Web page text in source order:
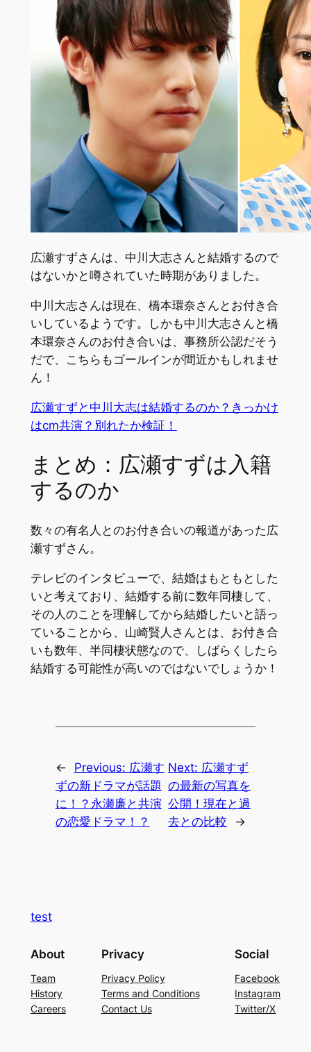
広瀬すずさんは、中川大志さんと結婚するので
はないかと噂されていた時期がありました。
中川大志さんは現在、橋本環奈さんとお付き合
いしているようです。しかも中川大志さんと橋
本環奈さんのお付き合いは、事務所公認だそう
だで、こちらもゴールインが間近かもしれませ
ん！
広瀬すずと中川大志は結婚するのか？きっかけ
はcm共演？別れたか検証！
まとめ：広瀬すずは入籍
するのか
数々の有名人とのお付き合いの報道があった広
瀬すずさん。
テレビのインタビューで、結婚はもともとした
いと考えており、結婚する前に数年同棲して、
その人のことを理解してから結婚したいと語っ
ていることから、山崎賢人さんとは、お付き合
いも数年、半同棲状態なので、しばらくしたら
結婚する可能性が高いのではないでしょうか！
← Previous: 広瀬す
ずの新ドラマが話題
に！？永瀬廉と共演
の恋愛ドラマ！？
Next: 広瀬すず
の最新の写真を
公開！現在と過
去との比較
→
test
About
Team
History
Careers
Privacy
Privacy Policy
Terms and Conditions
Contact Us
Social
Facebook
Instagram
Twitter/X